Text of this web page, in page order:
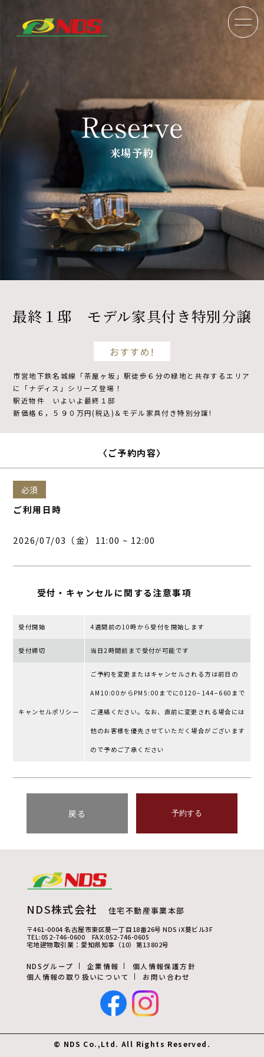
分譲戸建
分譲マンション
資料請求 来場予約
来場予約
最終１邸 モデル家具付き特別分譲
おすすめ!
市営地下鉄名城線「茶屋ヶ坂」駅徒歩６分の緑地と共存するエリア
に「ナディス」シリーズ登場！
駅近物件 いよいよ最終１邸
新価格６，５９０万円(税込)＆モデル家具付き特別分譲!
〈ご予約内容〉
必須
ご利用日時
2026/07/03（金）11:00 ~ 12:00
受付・キャンセルに関する注意事項
受付開始 4週間前の10時から受付を開始します
受付締切 当日2時間前まで受付が可能です
キャンセルポリシー
ご予約を変更またはキャンセルされる⽅は前⽇の
AM10:00からPM5:00までに0120−144−660まで
ご連絡ください。なお、直前に変更される場合には
他のお客様を優先させていただく場合がございます
ので予めご了承ください
戻る 予約する
NDS株式会社 住宅不動産事業本部
〒461-0004 名古屋市東区葵一丁目18番26号 NDS iX葵ビル3F
TEL:052-746-0600 FAX:052-746-0605
宅地建物取引業：愛知県知事（10）第13802号
NDSグループ 企業情報
個人情報保護方針
個人情報の取り扱いについて
お問い合わせ
© NDS Co.,Ltd. All Rights Reserved.